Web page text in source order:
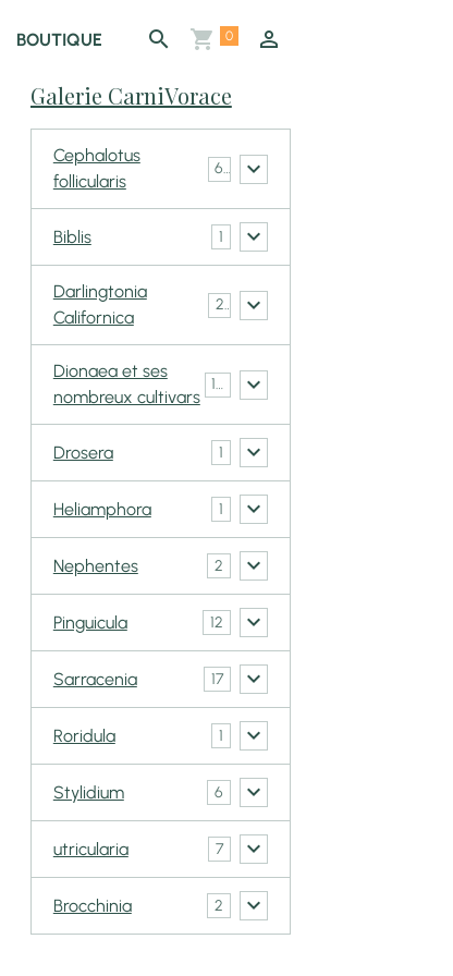
BOUTIQUE 0
Galerie CarniVorace
Cephalotus
follicularis
6
Biblis 1
Darlingtonia
Californica
2
Dionaea et ses
nombreux cultivars
148
Drosera 1
Heliamphora 1
Nephentes 2
Pinguicula 12
Sarracenia 17
Roridula 1
Stylidium 6
utricularia 7
Brocchinia 2